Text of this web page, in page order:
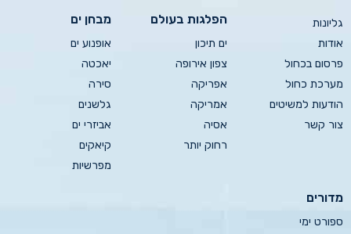
גליונות
אודות
פרסום בכחול
מערכת כחול
הודעות למשיטים
צור קשר
הפלגות בעולם
ים תיכון
צפון אירופה
אפריקה
אמריקה
אסיה
רחוק יותר
מבחן ים
אופנוע ים
יאכטה
סירה
גלשנים
אביזרי ים
קיאקים
מפרשיות
מדורים
ספורט ימי